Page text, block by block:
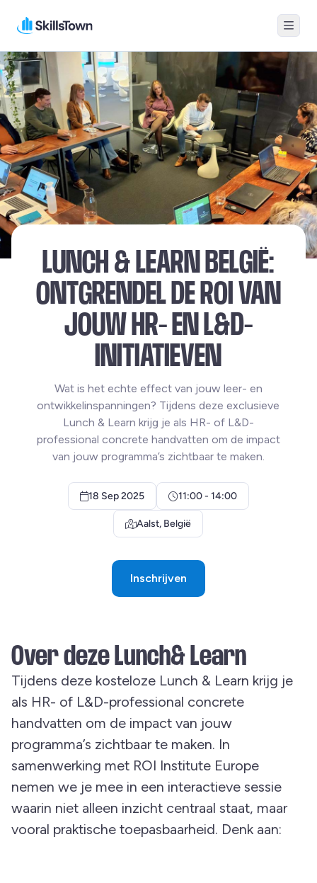
Menu
LUNCH & LEARN BELGIË:
ONTGRENDEL DE ROI VAN
JOUW HR- EN L&D-
INITIATIEVEN
Wat is het echte effect van jouw leer- en
ontwikkelinspanningen? Tijdens deze exclusieve
Lunch & Learn krijg je als HR- of L&D-
professional concrete handvatten om de impact
van jouw programma’s zichtbaar te maken.
18 Sep 2025 11:00 - 14:00
Aalst, België
InschrijvenThis link leads to an external
Over deze Lunch& Learn
Tijdens deze kosteloze Lunch & Learn krijg je
als HR- of L&D-professional concrete
handvatten om de impact van jouw
programma’s zichtbaar te maken. In
samenwerking met ROI Institute Europe
nemen we je mee in een interactieve sessie
waarin niet alleen inzicht centraal staat, maar
vooral praktische toepasbaarheid. Denk aan: